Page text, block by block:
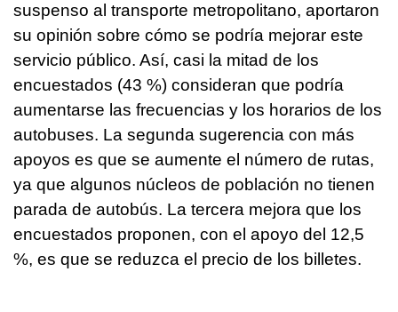
suspenso al transporte metropolitano, aportaron
su opinión sobre cómo se podría mejorar este
servicio público. Así, casi la mitad de los
encuestados (43 %) consideran que podría
aumentarse las frecuencias y los horarios de los
autobuses. La segunda sugerencia con más
apoyos es que se aumente el número de rutas,
ya que algunos núcleos de población no tienen
parada de autobús. La tercera mejora que los
encuestados proponen, con el apoyo del 12,5
%, es que se reduzca el precio de los billetes.